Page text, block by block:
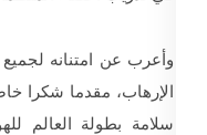
وأعرب عن امتنانه
الإرهاب، مقدما شكرا